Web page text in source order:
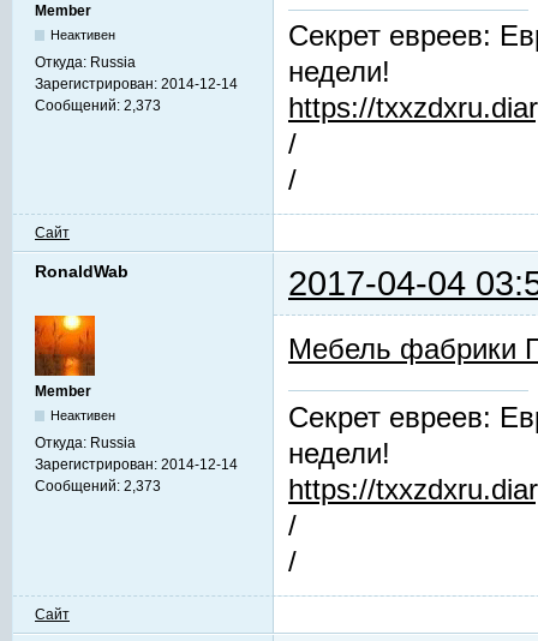
Member
Неактивен
Откуда: Russia
Зарегистрирован: 2014-12-14
Сообщений: 2,373
Секрет евреев:
недели!
https://
/
/
Сайт
RonaldWab 2017-04-04
Member
Неактивен
Откуда: Russia
Зарегистрирован: 2014-12-14
Сообщений: 2,373
Мебель фабрики
Секрет евреев:
недели!
https://
/
/
Сайт